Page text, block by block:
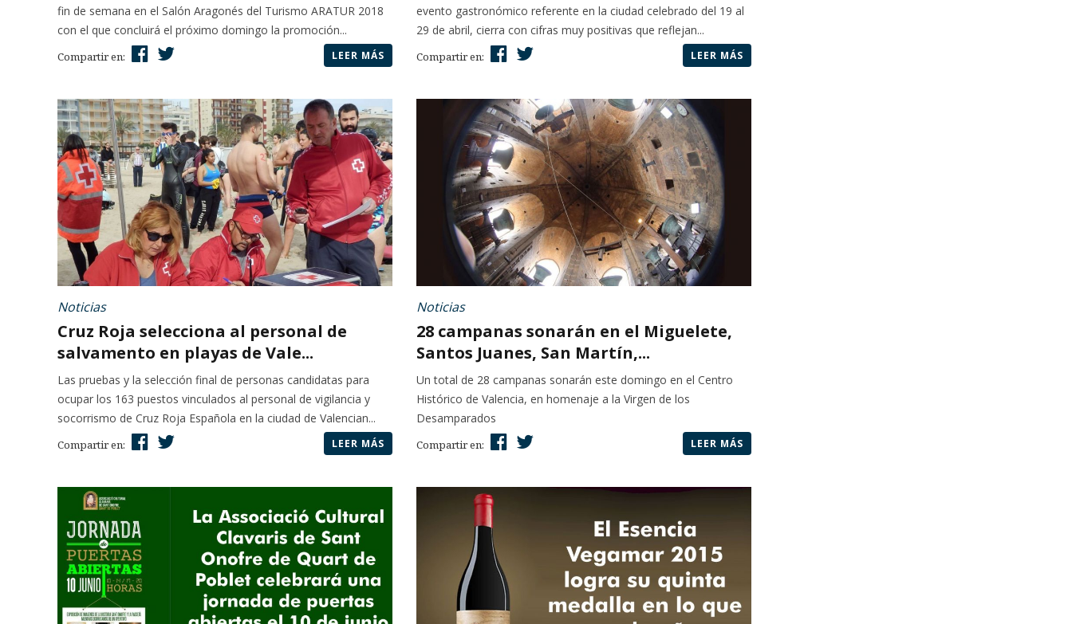
fin de semana en el Salón Aragonés del Turismo ARATUR 2018
con el que concluirá el próximo domingo la promoción...
Compartir en: LEER MÁS
evento gastronómico referente en la ciudad celebrado del 19 al
29 de abril, cierra con cifras muy positivas que reflejan...
Compartir en: LEER MÁS
Noticias
Cruz Roja selecciona al personal de
salvamento en playas de Vale...
Las pruebas y la selección final de personas candidatas para
ocupar los 163 puestos vinculados al personal de vigilancia y
socorrismo de Cruz Roja Española en la ciudad de Valencian...
Compartir en: LEER MÁS
Noticias
28 campanas sonarán en el Miguelete,
Santos Juanes, San Martín,...
Un total de 28 campanas sonarán este domingo en el Centro
Histórico de Valencia, en homenaje a la Virgen de los
Desamparados
Compartir en: LEER MÁS